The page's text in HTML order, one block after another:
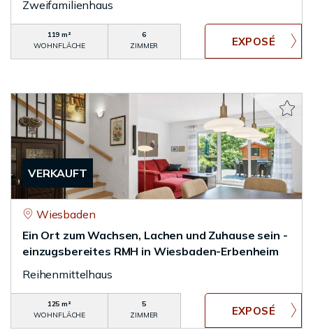
Zweifamilienhaus
119 m²
WOHNFLÄCHE
6
ZIMMER
VERKAUFT
Wiesbaden
Ein Ort zum Wachsen, Lachen und Zuhause sein -
einzugsbereites RMH in Wiesbaden-Erbenheim
Reihenmittelhaus
125 m²
WOHNFLÄCHE
5
ZIMMER